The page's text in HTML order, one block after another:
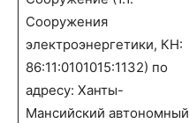
Сооружения
электроэнергетики, КН:
86:11:0101015:1132) по
адресу: Ханты-
Мансийский автономный